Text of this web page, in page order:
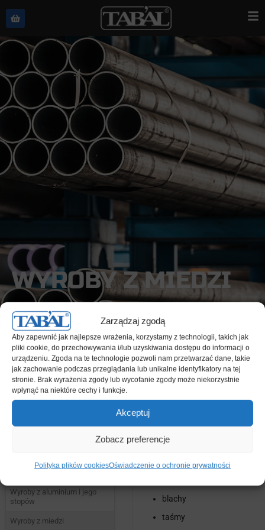
Zarządzaj zgodą
Aby zapewnić jak najlepsze wrażenia, korzystamy z technologii, takich jak
pliki cookie, do przechowywania i/lub uzyskiwania dostępu do informacji o
urządzeniu. Zgoda na te technologie pozwoli nam przetwarzać dane, takie
jak zachowanie podczas przeglądania lub unikalne identyfikatory na tej
stronie. Brak wyrażenia zgody lub wycofanie zgody może niekorzystnie
wpłynąć na niektóre cechy i funkcje.
Akceptuj
Zobacz preferencje
Polityka plików cookiesOświadczenie o ochronie prywatności
WYROBY Z MIEDZI
TABAL Hurtownia Metale kolorowe – metale nieżelazne
Wyroby z
miedzi
Metale kolorowe –
metale nieżelazne
Wyroby z aluminium i jego
stopów
Wyroby z miedzi
Z MIEDZI
GATUNEK M1E
pręty
blachy
taśmy